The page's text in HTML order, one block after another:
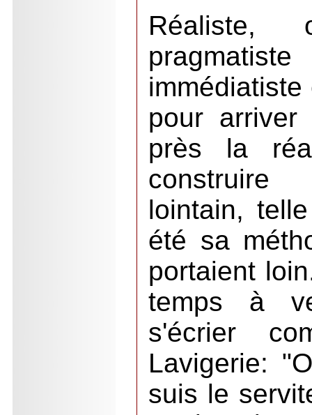
pour
près la
lointain,
été sa
portaient
temps à
s'écrier
Lavigerie:
suis le